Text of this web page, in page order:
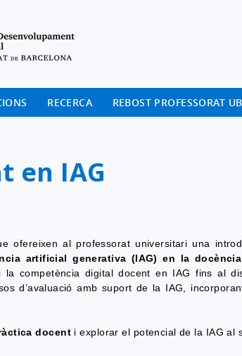
RECERCA REBOST PROFESSORAT UB
en IAG
ofereixen al professorat universitari una
artificial generativa (IAG) en la docència
competència digital docent en IAG fins al
d’avaluació amb suport de la IAG,
docenti explorar el potencial de la IAG al